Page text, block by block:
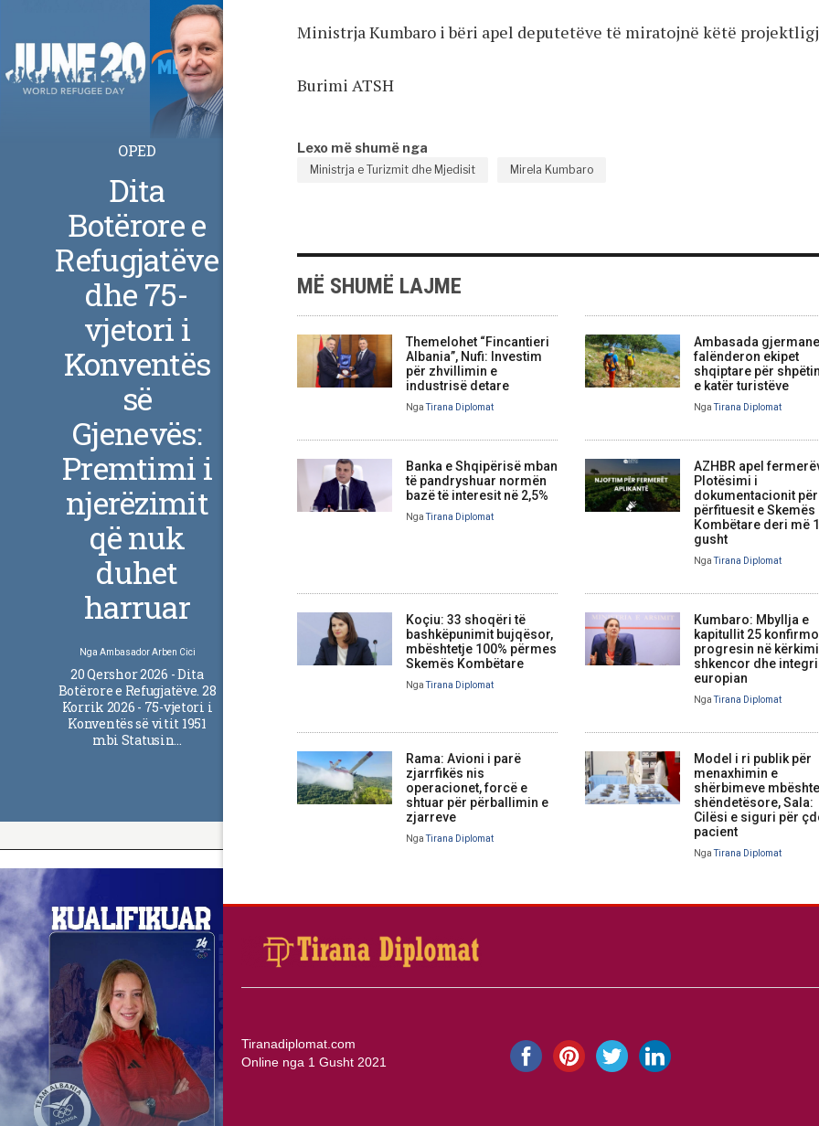
Ministrja Kumbaro i bëri apel deputetëve të miratojnë këtë
Burimi ATSH
Lexo më shumë nga
Ministrja e Turizmit dhe Mjedisit Mirela Kumbaro
MË SHUMË LAJME
Themelohet “Fincantieri
Albania”, Nufi: Investim
për zhvillimin e
industrisë detare
NgaTirana Diplomat
Ambasada gjermane
falënderon ekipet
shqiptare për
e katër turistëve
NgaTirana Diplomat
Banka e Shqipërisë mban
të pandryshuar normën
bazë të interesit në 2,5%
NgaTirana Diplomat
AZHBR apel
Plotësimi i
dokumentacionit për
përfituesit e Skemës
Kombëtare deri më
gusht
NgaTirana Diplomat
Koçiu: 33 shoqëri të
bashkëpunimit bujqësor,
mbështetje 100% përmes
Skemës Kombëtare
NgaTirana Diplomat
Kumbaro: Mbyllja e
kapitullit 25
progresin në
shkencor dhe
europian
NgaTirana Diplomat
Rama: Avioni i parë
zjarrfikës nis
operacionet, forcë e
shtuar për përballimin e
zjarreve
NgaTirana Diplomat
Model i ri publik për
menaxhimin e
shërbimeve
shëndetësore, Sala:
Cilësi e siguri për
pacient
NgaTirana Diplomat
OPED
Dita
Botërore e
Refugjatëve
dhe 75-
vjetori i
Konventës
së
Gjenevës:
Premtimi i
njerëzimit
që nuk
duhet
harruar
Nga Ambasador Arben Cici
20 Qershor 2026 - Dita
Botërore e Refugjatëve. 28
Korrik 2026 - 75-vjetori i
Konventës së vitit 1951
mbi Statusin…
Tiranadiplomat.com
Online nga 1 Gusht 2021